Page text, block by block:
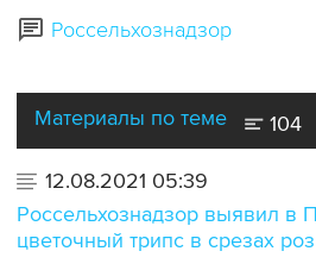
Россельхознадзор
Материалы по теме 104
12.08.2021 05:39
Россельхознадзор выявил в
цветочный трипс в срезах